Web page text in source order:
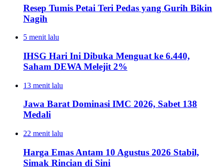
Resep Tumis Petai Teri Pedas yang Gurih Bikin
Nagih
5 menit lalu
IHSG Hari Ini Dibuka Menguat ke 6.440,
Saham DEWA Melejit 2%
13 menit lalu
Jawa Barat Dominasi IMC 2026, Sabet 138
Medali
22 menit lalu
Harga Emas Antam 10 Agustus 2026 Stabil,
Simak Rincian di Sini